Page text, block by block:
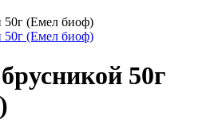
50г